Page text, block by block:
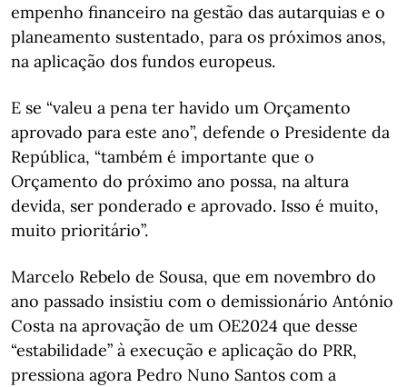
empenho financeiro na gestão das autarquias e o
planeamento sustentado, para os próximos anos,
na aplicação dos fundos europeus.
E se “valeu a pena ter havido um Orçamento
aprovado para este ano”, defende o Presidente da
República, “também é importante que o
Orçamento do próximo ano possa, na altura
devida, ser ponderado e aprovado. Isso é muito,
muito prioritário”.
Marcelo Rebelo de Sousa, que em novembro do
ano passado insistiu com o demissionário António
Costa na aprovação de um OE2024 que desse
“estabilidade” à execução e aplicação do PRR,
pressiona agora Pedro Nuno Santos com a